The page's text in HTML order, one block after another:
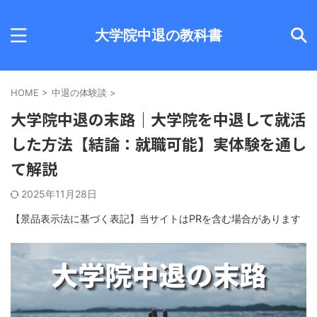
大学院中退の教科書
HOME > 中退の体験談 >
大学院中退の末路｜大学院を中退して就活
した方法【結論：就職可能】実体験を通し
て解説
2025年11月28日
【景品表示法に基づく表記】当サイトはPRを含む場合があります